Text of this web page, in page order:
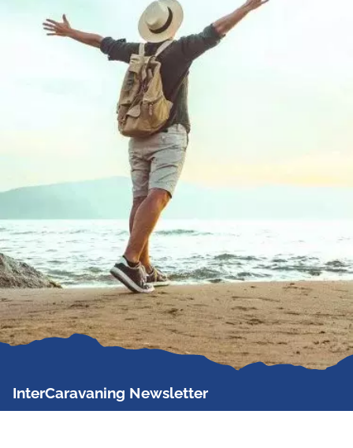
InterCaravaning Newsletter